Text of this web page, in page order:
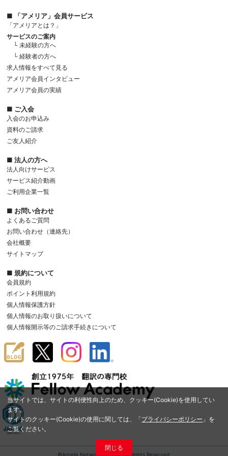
当サイトでは、サイトの利便性向上のため、クッキー(Cookie)を使用してい
ます。
サイトのクッキー(Cookie)の使用に関しては、「プライバシーポリシー 」を
ご覧ください。
閉じる
■ 「アメリア」会員サービス
「アメリアとは？」
サービスのご案内
└ 未経験の方へ
└ 経験者の方へ
求人情報をすべて見る
アメリア会員インタビュー
アメリア会員の実績
■ ご入会
入会のお申込み
資料のご請求
ご友人紹介
■ 法人の方へ
法人向けサービス
サービス紹介動画
ご利用企業一覧
■ お問い合わせ
よくあるご質問
お問い合わせ（連絡先）
会社概要
サイトマップ
■ 規約について
会員規約
ポイント利用規約
個人情報保護方針
個人情報のお取り扱いについて
個人情報開示等のご請求手続きについて
©Amelia Network Co.,Ltd. All Rights Reserved.